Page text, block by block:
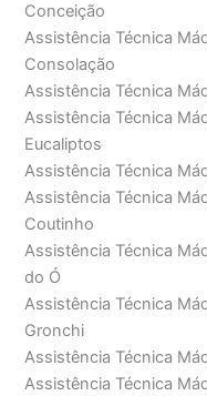
Conceição
Assistência Técnica
Consolação
Assistência Técnica
Assistência Técnica
Eucaliptos
Assistência Técnica
Assistência Técnica
Coutinho
Assistência Técnica
do Ó
Assistência Técnica
Gronchi
Assistência Técnica
Assistência Técnica